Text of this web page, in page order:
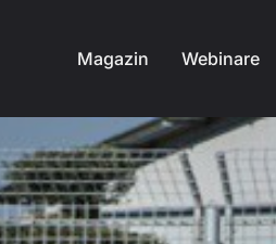
Magazin Webinare